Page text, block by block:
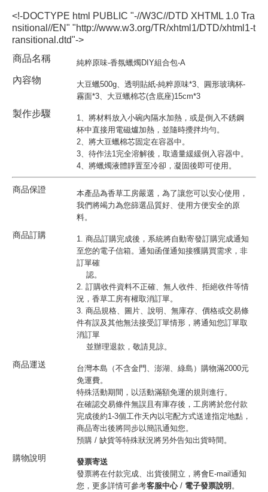
<!-DOCTYPE html PUBLIC "-//W3C//DTD XHTML 1.0 Tra
nsitional//EN" "http://www.w3.org/TR/xhtml1/DTD/xhtml1-t
ransitional.dtd"->
商品名稱
純粹原味-香氛蠟燭DIY組合包-A
內容物
大豆蠟500g、透明貼紙-純粹原味*3、圓形玻璃杯-
霧面*3、大豆蠟棉芯(含底座)15cm*3
製作步驟
1、將材料放入小碗內隔水加熱，或是倒入不銹鋼
杯中直接用電磁爐加熱，並隨時攪拌均勻。
2、將大豆蠟棉芯固定在容器中。
3、待作法1完全溶解後，取適量緩緩倒入容器中。
4、將蠟燭液體靜置至冷卻，凝固後即可使用。
商品保證
本產品為香草工房嚴選，為了讓您可以安心使用，
我們將竭力為您篩選品質好、使用方便安全的原
料。
商品訂購
1. 商品訂購完成後，系統將自動寄發訂購完成通知
至您的電子信箱。通知函僅通知接獲購買需求，非
訂單確
認。
2. 訂購收件資料不正確、無人收件、拒絕收件等情
況，香草工房有權取消訂單。
3. 商品規格、圖片、說明、無庫存、價格或交易條
件有誤及其他無法接受訂單情形，將通知您訂單取
消訂單
並辦理退款，敬請見諒。
商品運送
台灣本島（不含金門、澎湖、綠島）購物滿2000元
免運費。
特殊活動期間，以活動滿額免運的規則進行。
在確認交易條件無誤且有庫存後，工房將於您付款
完成後約1-3個工作天內以宅配方式送達指定地點，
商品寄出後將同步以簡訊通知您。
預購 / 缺貨等特殊狀況將另外告知出貨時間。
購物說明
發票寄送
發票將在付款完成、出貨後開立，將會E-mail通知
您，更多詳情可參考客服中心/ 電子發票說明 。